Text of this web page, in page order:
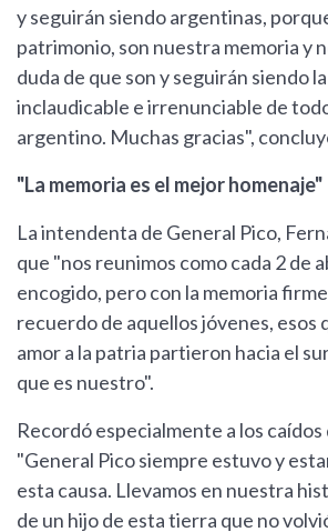
y seguirán siendo argentinas,
patrimonio, son nuestra memoria y
duda de que son y seguirán siendo
inclaudicable e irrenunciable de
argentino. Muchas gracias",
"La memoria es el mejor homenaje"
La intendenta de General Pico,
que "nos reunimos como cada 2 de
encogido, pero con la memoria
recuerdo de aquellos jóvenes, esos
amor a la patria partieron hacia el
que es nuestro".
Recordó especialmente a los caídos
"General Pico siempre estuvo y
esta causa. Llevamos en nuestra
de un hijo de esta tierra que no